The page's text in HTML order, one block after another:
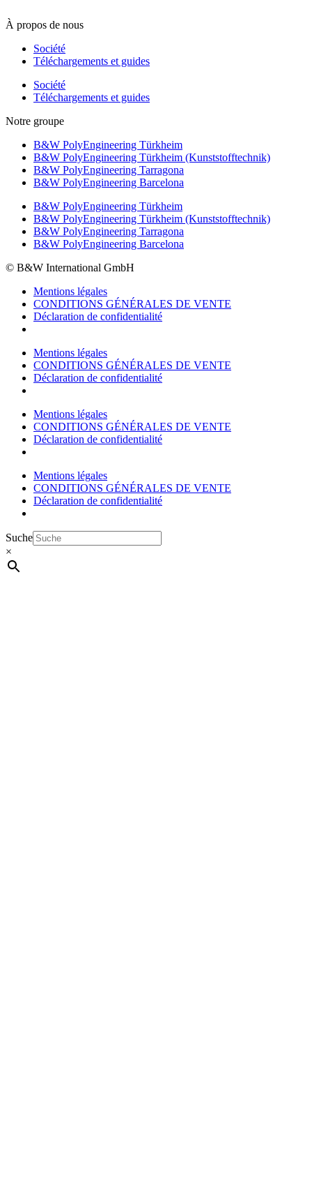
À propos de nous
Société
Téléchargements et guides
Société
Téléchargements et guides
Notre groupe
B&W PolyEngineering Türkheim
B&W PolyEngineering Türkheim (Kunststofftechnik)
B&W PolyEngineering Tarragona
B&W PolyEngineering Barcelona
B&W PolyEngineering Türkheim
B&W PolyEngineering Türkheim (Kunststofftechnik)
B&W PolyEngineering Tarragona
B&W PolyEngineering Barcelona
© B&W International GmbH
Mentions légales
CONDITIONS GÉNÉRALES DE VENTE
Déclaration de confidentialité
Mentions légales
CONDITIONS GÉNÉRALES DE VENTE
Déclaration de confidentialité
Mentions légales
CONDITIONS GÉNÉRALES DE VENTE
Déclaration de confidentialité
Mentions légales
CONDITIONS GÉNÉRALES DE VENTE
Déclaration de confidentialité
Suche
×